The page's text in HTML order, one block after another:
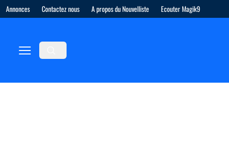
Annonces Contactez nous A propos du Nouvelliste Ecouter Magik9